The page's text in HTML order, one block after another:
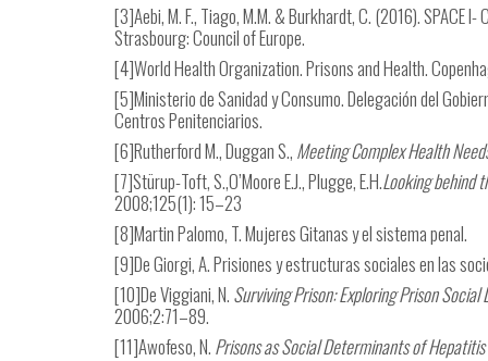
[3]Aebi, M. F., Tiago, M.M. & Burkhardt, C. (2016). SPACE
Strasbourg: Council of Europe.
[4]World Health Organization. Prisons and Health.
[5]Ministerio de Sanidad y Consumo. Delegación del
Centros Penitenciarios.
[6]Rutherford M., Duggan S., Meeting Complex Health
[7]Stürup-Toft, S.,O’Moore E.J., Plugge, E.H.Looking behind
2008;125(1): 15–23
[8]Martin Palomo, T.Mujeres Gitanas y el sistema penal.
[9]De Giorgi, A. Prisiones y estructuras sociales en las
[10]De Viggiani, N. Surviving Prison: Exploring Prison
2006;2:71–89.
[11]Awofeso, N. Prisons as Social Determinants of